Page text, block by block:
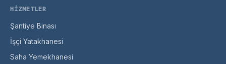
HIZMETLER
Şantiye Binası
İşçi Yatakhanesi
Saha Yemekhanesi